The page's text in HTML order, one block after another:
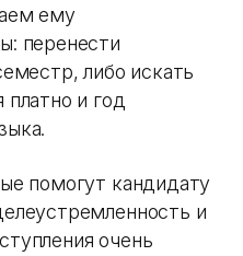
ему
перенести
либо искать
и год
помогут кандидату
и
очень